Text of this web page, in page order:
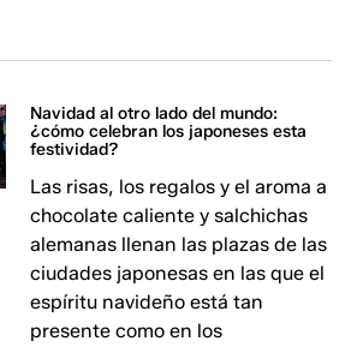
Navidad al otro lado del mundo:
¿cómo celebran los japoneses esta
festividad?
Las risas, los regalos y el aroma a
chocolate caliente y salchichas
alemanas llenan las plazas de las
ciudades japonesas en las que el
espíritu navideño está tan
presente como en los